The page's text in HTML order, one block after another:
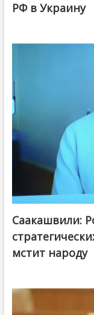
РФ в Украину
Саакашвили:
мстит народу